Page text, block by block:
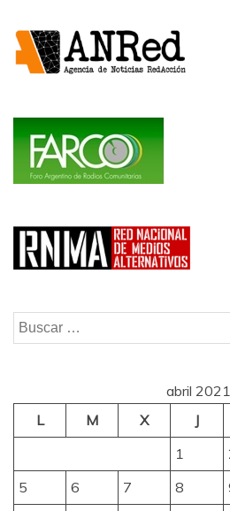
Buscar:
abril 2021
L
M X J
1
5
6 7 8